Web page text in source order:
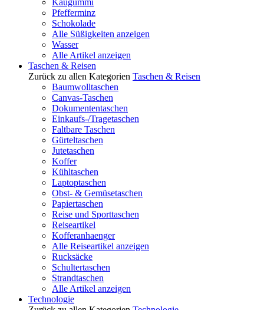
Kaugummi
Pfefferminz
Schokolade
Alle Süßigkeiten anzeigen
Wasser
Alle Artikel anzeigen
Taschen & Reisen
Zurück zu allen Kategorien Taschen & Reisen
Baumwolltaschen
Canvas-Taschen
Dokumententaschen
Einkaufs-/Tragetaschen
Faltbare Taschen
Gürteltaschen
Jutetaschen
Koffer
Kühltaschen
Laptoptaschen
Obst- & Gemüsetaschen
Papiertaschen
Reise und Sporttaschen
Reiseartikel
Kofferanhaenger
Alle Reiseartikel anzeigen
Rucksäcke
Schultertaschen
Strandtaschen
Alle Artikel anzeigen
Technologie